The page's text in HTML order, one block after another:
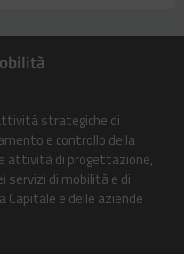
strategiche di
e controllo della
attività di progettazione,
servizi di mobilità e di
Capitale e delle aziende